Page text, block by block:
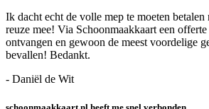
Ik dacht echt de volle mep te moeten
reuze mee! Via Schoonmaakkaart een
ontvangen en gewoon de meest voordelige
bevallen! Bedankt.
- Daniël de Wit